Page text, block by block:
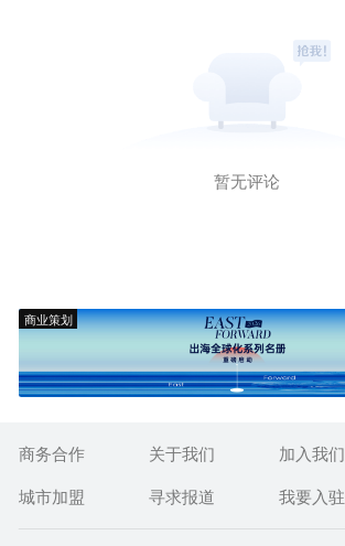
暂无评论
商业策划
商务合作 关于我们 加入我们
城市加盟
寻求报道 我要入驻